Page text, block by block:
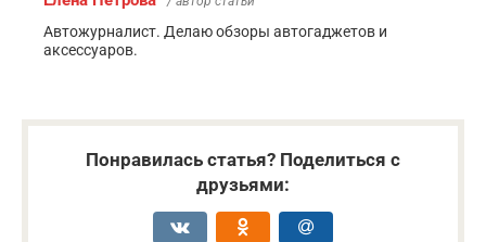
Автожурналист. Делаю обзоры автогаджетов и
аксессуаров.
Понравилась статья? Поделиться с
друзьями: